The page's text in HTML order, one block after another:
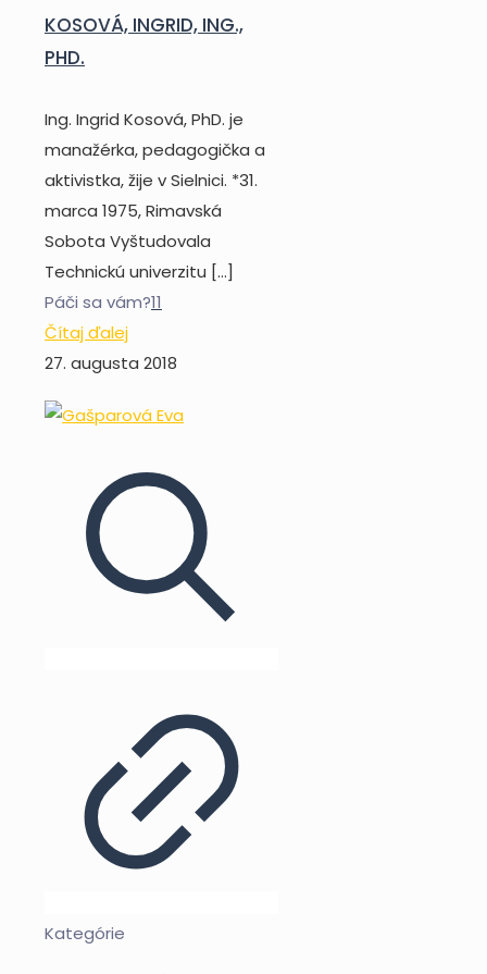
KOSOVÁ, INGRID, ING.,
PHD.
Ing. Ingrid Kosová, PhD. je
manažérka, pedagogička a
aktivistka, žije v Sielnici. *31.
marca 1975, Rimavská
Sobota Vyštudovala
Technickú univerzitu […]
Páči sa vám?11
Čítaj ďalej
27. augusta 2018
Kategórie